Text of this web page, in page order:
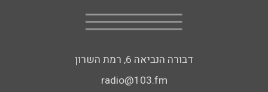
דבורה הנביאה 6, רמת השרון
radio@103.fm